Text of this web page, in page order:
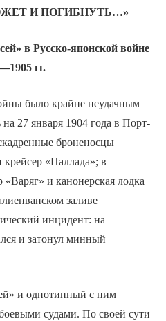
И ПОГИБНУТЬ…»
в Русско-японской войне
гг.
было крайне неудачным
27 января 1904 года в Порт-
броненосцы
крейсер «Паллада»; в
«Варяг» и канонерская лодка
заливе
инцидент: на
и затонул минный
и однотипный с ним
судами. По своей сути